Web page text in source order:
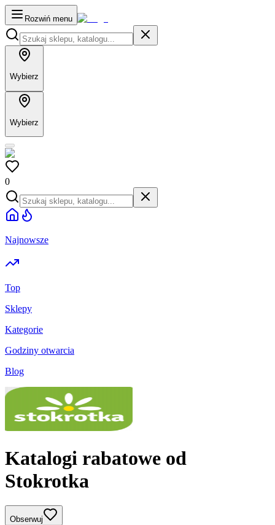
Rozwiń menu
Wybierz
Wybierz
0
Najnowsze
Top
Sklepy
Kategorie
Godziny otwarcia
Blog
Katalogi rabatowe od
Stokrotka
Obserwuj